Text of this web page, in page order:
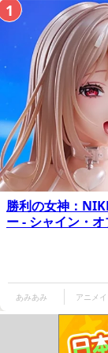
勝利の女神：
ー - シャイン・オ
あみあみ アニメイ
1